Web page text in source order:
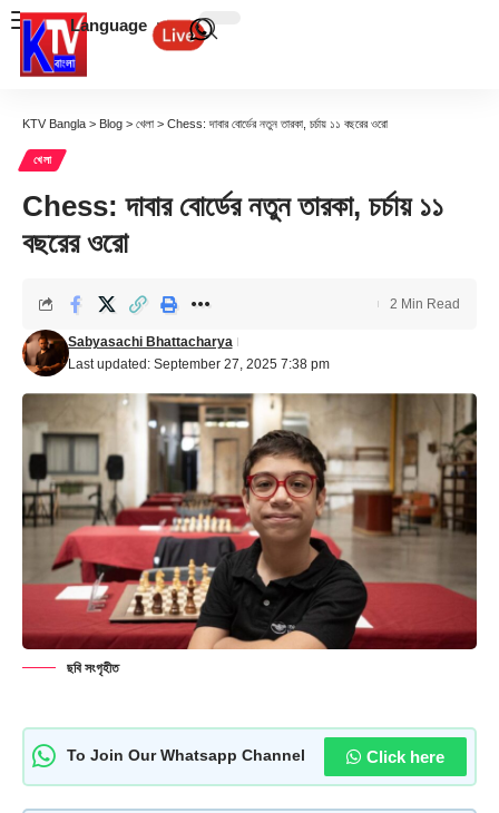
Language
KTV Bangla > Blog > খেলা > Chess: দাবার বোর্ডের নতুন তারকা, চর্চায় ১১ বছরের ওরো
খেলা
Chess: দাবার বোর্ডের নতুন তারকা, চর্চায় ১১
বছরের ওরো
Last updated: September 27, 2025 7:38 pm
Sabyasachi Bhattacharya
2 Min Read
ছবি সংগৃহীত
To Join Our Whatsapp Channel Click here